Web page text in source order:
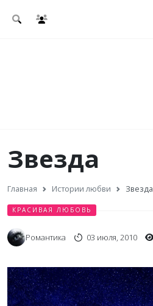
Звезда
Главная Истории любви Звезда
КРАСИВАЯ ЛЮБОВЬ
Романтика 03 июля, 2010